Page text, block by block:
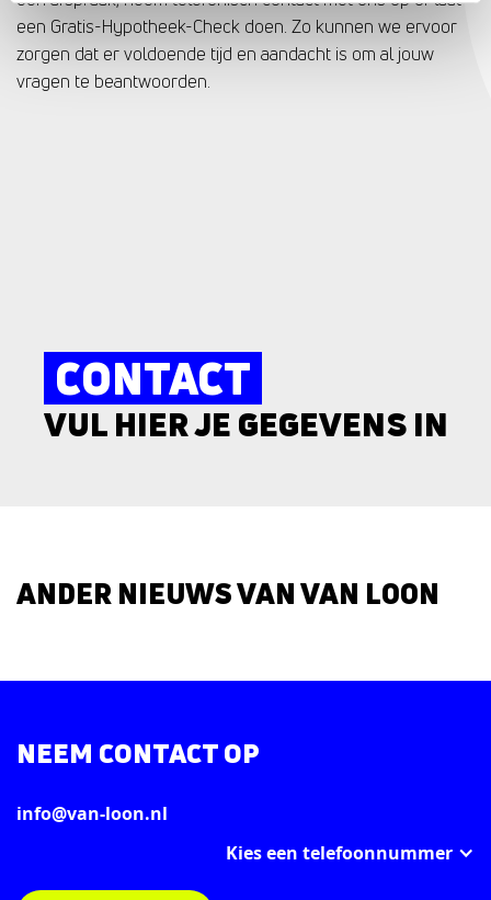
een Gratis-Hypotheek-Check doen. Zo kunnen we ervoor
zorgen dat er voldoende tijd en aandacht is om al jouw
vragen te beantwoorden.
CONTACT
VUL HIER JE GEGEVENS IN
ANDER NIEUWS VAN VAN LOON
NEEM CONTACT OP
info@van-loon.nl
Kies een telefoonnummer